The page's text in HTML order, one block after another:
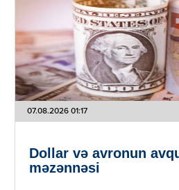
07.08.2026 01:17
Dollar və avronun
məzənnəsi